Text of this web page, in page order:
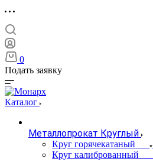
0
Подать заявку
Каталог
Металлопрокат Круглый
Круг горячекатаный
Круг калиброванный